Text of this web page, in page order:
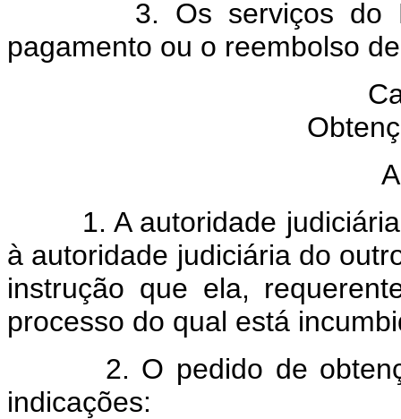
3. Os serviços do
pagamento ou o reembolso
1. A autoridade judiciária
à autoridade judiciária do
instrução que ela,
processo do qual está
2. O pedido de
indicações: